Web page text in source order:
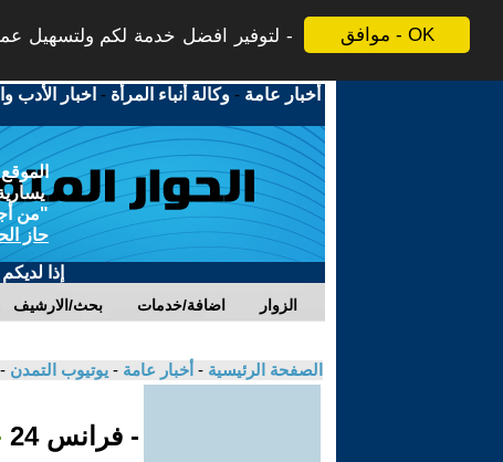
موافق - OK
لتوفير افضل خدمة لكم ولتسهيل
أخبار عامة -وكالة أنباء المرأة - اخبار الأدب
"من
حاز
إذا
بحث/الارشيف اضافة/خدمات الزوار
الصفحة الرئيسية - أخبار عامة - يوتيوب التمدن -
- فرانس 24